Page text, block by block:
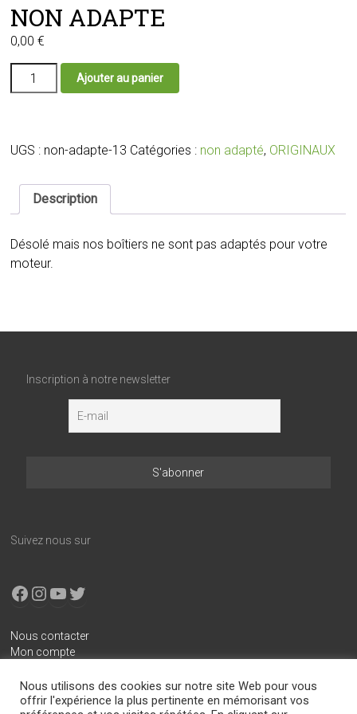
NON ADAPTE
0,00€
quantité
Ajouter au panier
UGS : non-adapte-13 Catégories : non adapté, ORIGINAUX
Description
Désolé mais nos boîtiers ne sont pas adaptés pour votre
moteur.
Inscription à notre newsletter
Suivez nous sur
Facebook
Instagram
YouTube
X
Nous contacter
Mon compte
Conditions générales de vente
Mentions légales
Nous utilisons des cookies sur notre site Web pour vous
offrir l'expérience la plus pertinente en mémorisant vos